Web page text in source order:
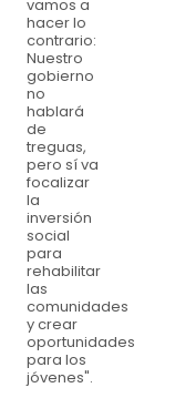
vamos a
hacer lo
contrario:
Nuestro
gobierno
no
hablará
de
treguas,
pero sí va
focalizar
la
inversión
social
para
rehabilitar
las
comunidades
y crear
oportunidades
para los
jóvenes".